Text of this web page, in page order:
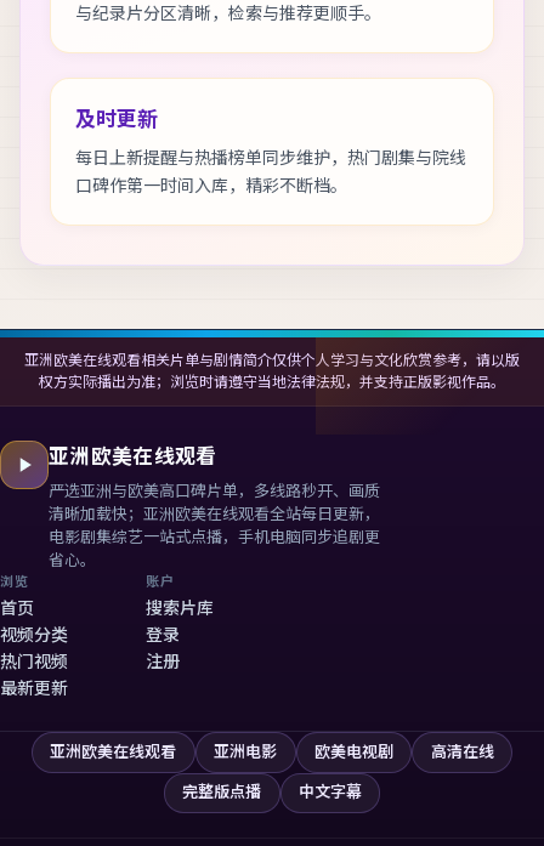
与纪录片分区清晰，检索与推荐更顺手。
及时更新
每日上新提醒与热播榜单同步维护，热门剧集与院线
口碑作第一时间入库，精彩不断档。
亚洲欧美在线观看相关片单与剧情简介仅供个人学习与文化欣赏参考，请以版
权方实际播出为准；浏览时请遵守当地法律法规，并支持正版影视作品。
亚洲欧美在线观看
严选亚洲与欧美高口碑片单，多线路秒开、画质
清晰加载快； 亚洲欧美在线观看全站每日更新，
电影剧集综艺一站式点播，手机电脑同步追剧更
省心。
浏览
首页
视频分类
热门视频
最新更新
账户
搜索片库
登录
注册
亚洲欧美在线观看 亚洲电影 欧美电视剧
高清在线
完整版点播
中文字幕